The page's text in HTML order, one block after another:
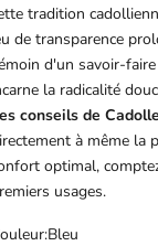
tradition
de transparence
d'un savoir-
la radicalité
conseils de
à même la
optimal,
usages.
Bleu